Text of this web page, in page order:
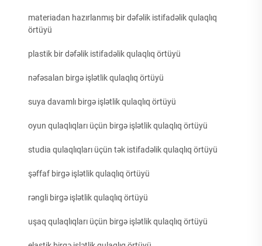
materiadan hazırlanmış bir dəfəlik istifadəlik qulaqlıq
örtüyü
plastik bir dəfəlik istifadəlik qulaqlıq örtüyü
nəfəsalan birgə işlətlik qulaqlıq örtüyü
suya davamlı birgə işlətlik qulaqlıq örtüyü
oyun qulaqlıqları üçün birgə işlətlik qulaqlıq örtüyü
studia qulaqlıqları üçün tək istifadəlik qulaqlıq örtüyü
şəffaf birgə işlətlik qulaqlıq örtüyü
rəngli birgə işlətlik qulaqlıq örtüyü
uşaq qulaqlıqları üçün birgə işlətlik qulaqlıq örtüyü